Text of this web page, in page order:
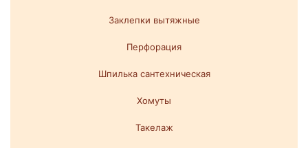
Заклепки вытяжные
Перфорация
Шпилька сантехническая
Хомуты
Такелаж